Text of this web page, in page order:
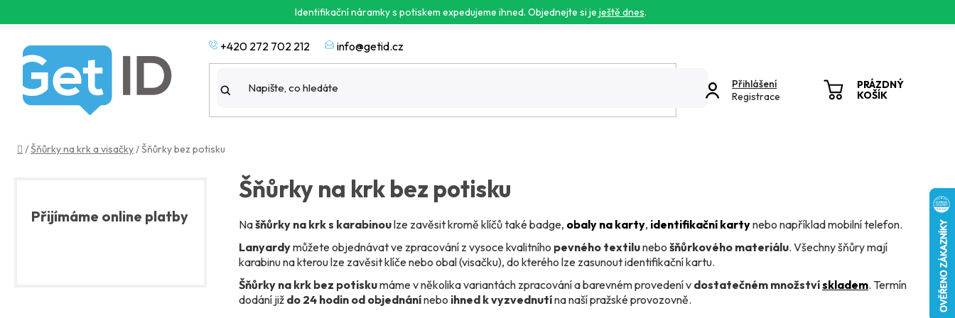
na
Identifikační náramky s potiskem expedujeme ihned. Objednejte si je ještě dnes.
+420 272 702 212 info@getid.cz
Přihlášení
Registrace
PRÁZDNÝ
KOŠÍK
Domů
/Šňůrky na krk a visačky/Šňůrky bez potisku
Přijímáme online platby
Šňůrky na krk bez potisku
Našňůrky na krk s karabinoulze zavěsit kromě klíčů také badge, obaly na karty, identifikační kartynebo například mobilní telefon.
Lanyardymůžete objednávat ve zpracování z vysoce kvalitního pevného textilunebo šňůrkového materiálu. Všechny šňůry mají
karabinu na kterou lze zavěsit klíče nebo obal (visačku), do kterého lze zasunout identifikační kartu.
Šňůrky na krk bez potiskumáme v několika variantách zpracování a barevném provedení v dostatečném množstvískladem. Termín
dodání již do 24 hodin od objednánínebo ihned k vyzvednutína naší pražské provozovně.